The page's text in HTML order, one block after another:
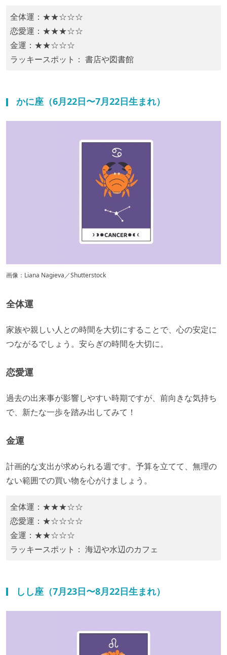
全体運：★★☆☆☆
恋愛運：★★★☆☆
金運：★★☆☆☆
ラッキースポット： 書店や図書館
かに座（6月22日〜7月22日生まれ）
画像：Liana Nagieva／Shutterstock
全体運
家族や親しい人との時間を大切にすることで、心の安定に
つながるでしょう。安らぎの時間を大切に。
恋愛運
​​過去の出来事が影響しやすい時期ですが、前向きな気持ち
で、新たな一歩を踏み出してみて！
金運
計画的な支出が求められる週です。予算を立てて、無理の
ない範囲での買い物を心がけましょう。
全体運：★★★☆☆
恋愛運：★☆☆☆☆
金運：★★☆☆☆
ラッキースポット： 海辺や水辺のカフェ
しし座（7月23日〜8月22日生まれ）